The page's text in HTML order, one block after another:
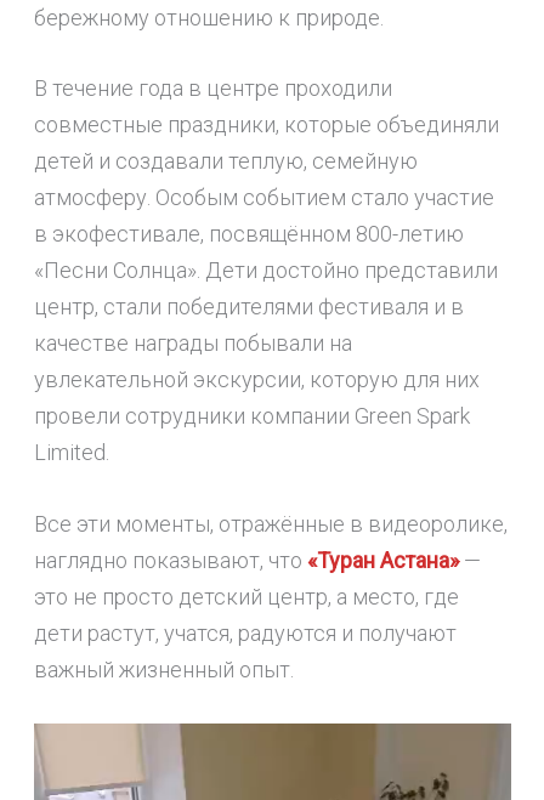
бережному отношению к природе.
В течение года в центре проходили
совместные праздники, которые объединяли
детей и создавали теплую, семейную
атмосферу. Особым событием стало участие
в экофестивале, посвящённом 800-летию
«Песни Солнца». Дети достойно представили
центр, стали победителями фестиваля и в
качестве награды побывали на
увлекательной экскурсии, которую для них
провели сотрудники компании Green Spark
Limited.
Все эти моменты, отражённые в видеоролике,
наглядно показывают, что «Туран Астана»—
это не просто детский центр, а место, где
дети растут, учатся, радуются и получают
важный жизненный опыт.